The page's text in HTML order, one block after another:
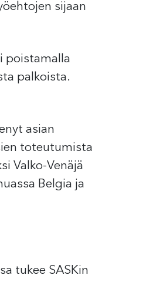
sijaan
poistamalla
palkoista.
asian
toteutumista
Valko-Venäjä
Belgia ja
tukee SASKin